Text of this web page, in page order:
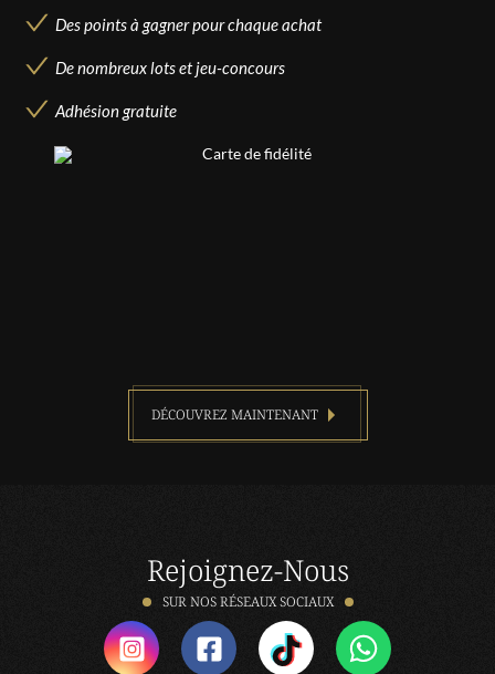
Des points à gagner pour chaque achat
De nombreux lots et jeu-concours
Adhésion gratuite
DÉCOUVREZ MAINTENANT
Rejoignez-Nous
SUR NOS RÉSEAUX SOCIAUX